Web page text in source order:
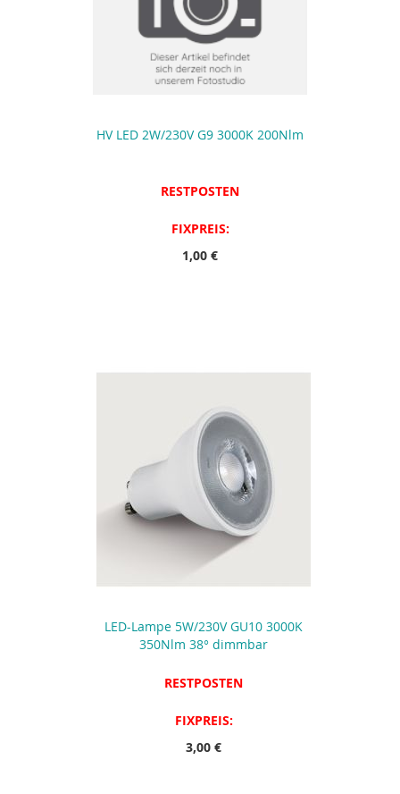
HV LED 2W/230V G9 3000K 200Nlm
RESTPOSTEN
FIXPREIS:
1,00 €
LED-Lampe 5W/230V GU10 3000K
350Nlm 38° dimmbar
RESTPOSTEN
FIXPREIS:
3,00 €